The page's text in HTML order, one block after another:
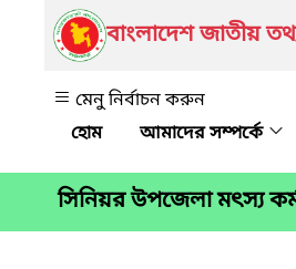
বাংলাদেশ জাতীয়
মেনু নির্বাচন করুন
আমাদের সম্পর্কে
সিনিয়র উপজেলা মৎস্য